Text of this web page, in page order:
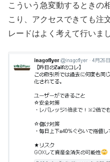
こういう急変動するときの
こり、アクセスできても注
レードはよく考えて行いま